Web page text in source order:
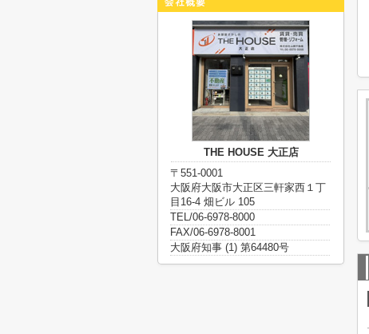
THE HOUSE 大正店
〒551-0001
大阪府大阪市大正区三軒家西１丁
目16-4 畑ビル 105
TEL/06-6978-8000
FAX/06-6978-8001
大阪府知事 (1) 第64480号